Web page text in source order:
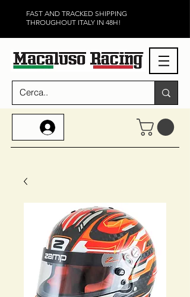
FAST AND TRACKED SHIPPING
THROUGHOUT ITALY IN 48H!